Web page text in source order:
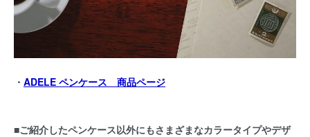
・ ADELE ペンケース 商品ページ
■ご紹介したペンケース以外にもさまざまなカラータイプやデザ